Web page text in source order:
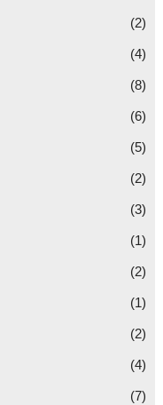
(2)
(4)
(8)
(6)
(5)
(2)
(3)
(1)
(2)
(1)
(2)
(4)
(7)